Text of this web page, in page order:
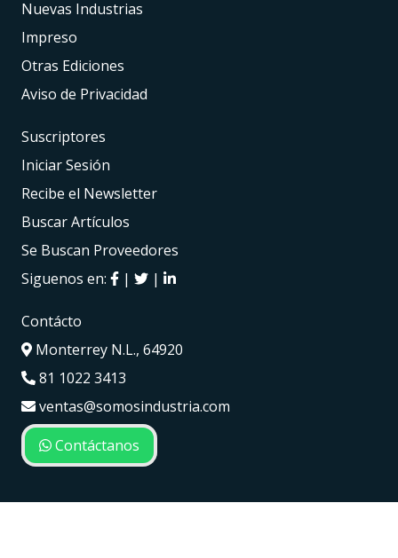
Nuevas Industrias
Impreso
Otras Ediciones
Aviso de Privacidad
Suscriptores
Iniciar Sesión
Recibe el Newsletter
Buscar Artículos
Se Buscan Proveedores
Siguenos en:
| |
Contácto
Monterrey N.L., 64920
81 1022 3413
ventas@somosindustria.com
Contáctanos